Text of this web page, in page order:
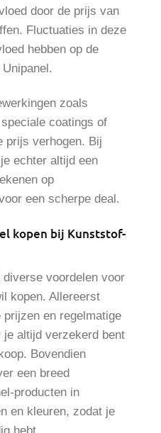
door de prijs van
Fluctuaties in deze
hebben op de
zoals
coatings of
prijs verhogen. Bij
echter altijd een
op
een scherpe deal.
kopen bij Kunststof-
voordelen voor
kopen. Allereerst
en regelmatige
je altijd verzekerd bent
Bovendien
een breed
producten in
en kleuren, zodat je